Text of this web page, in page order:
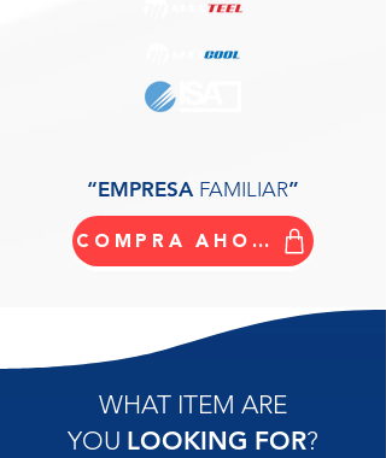
“EMPRESA FAMILIAR”
COMPRA AHORA
WHAT ITEM ARE
YOU LOOKING FOR?